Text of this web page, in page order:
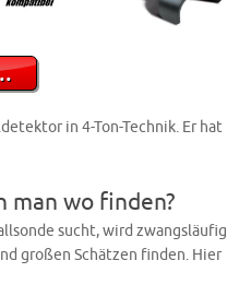
in 4-Ton-Technik. Er hat
man wo finden?
sucht, wird zwangsläufig
großen Schätzen finden. Hier